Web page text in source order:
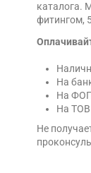
каталога.
фитингом,
На
На
На ТОВ
Не